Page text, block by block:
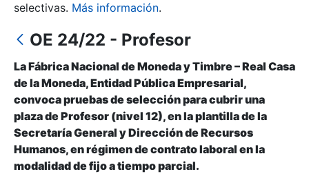
Mostrar/Ocultar
Mostrar/Ocultar
selectivas. Más información.
OE 24/22 - Profesor
La Fábrica Nacional de Moneda y Timbre – Real Casa
de la Moneda, Entidad Pública Empresarial,
convoca pruebas de selección para cubrir una
plaza de Profesor (nivel 12), en la plantilla de la
Secretaría General y Dirección de Recursos
Humanos, en régimen de contrato laboral en la
modalidad de fijo a tiempo parcial.